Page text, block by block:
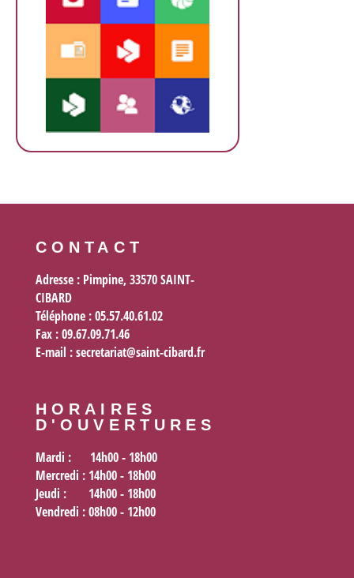
CONTACT
Adresse : Pimpine, 33570 SAINT-
CIBARD
Téléphone : 05.57.40.61.02
Fax :09.67.09.71.46
E-mail :secretariat@saint-cibard.fr
HORAIRES
D'OUVERTURES
Mardi : 14h00 - 18h00
Mercredi : 14h00 - 18h00
Jeudi : 14h00 - 18h00
Vendredi : 08h00 - 12h00